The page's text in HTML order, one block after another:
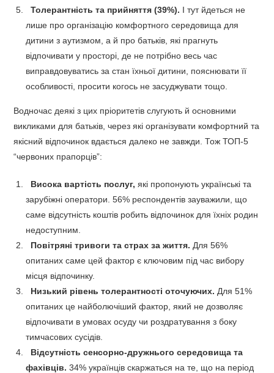
Толерантність та прийняття (39%). І тут йдеться не
лише про організацію комфортного середовища для
дитини з аутизмом, а й про батьків, які прагнуть
відпочивати у просторі, де не потрібно весь час
виправдовуватись за стан їхньої дитини, пояснювати її
особливості, просити когось не засуджувати тощо.
Водночас деякі з цих пріоритетів слугують й основними
викликами для батьків, через які організувати комфортний та
якісний відпочинок вдається далеко не завжди. ТожТОП-5
“червоних прапорців”:
Висока вартість послуг, які пропонують українські та
зарубіжні оператори. 56% респондентів зауважили, що
саме відсутність коштів робить відпочинок для їхніх родин
недоступним.
Повітряні тривоги та страх за життя. Для 56%
опитаних саме цей фактор є ключовим під час вибору
місця відпочинку.
Низький рівень толерантності оточуючих. Для 51%
опитаних це найболючіший фактор, який не дозволяє
відпочивати в умовах осуду чи роздратування з боку
тимчасових сусідів.
Відсутність сенсорно-дружнього середовища та
фахівців. 34% українців скаржаться на те, що на період